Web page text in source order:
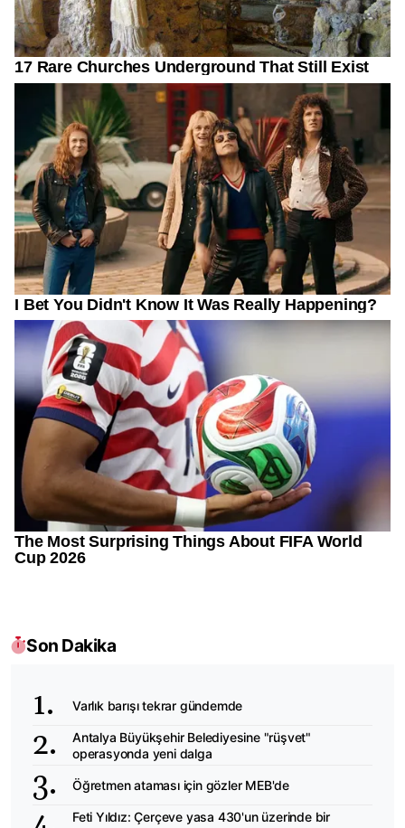
Son Dakika
Varlık barışı tekrar gündemde
Antalya Büyükşehir Belediyesine "rüşvet"
operasyonda yeni dalga
Öğretmen ataması için gözler MEB'de
Feti Yıldız: Çerçeve yasa 430'un üzerinde bir